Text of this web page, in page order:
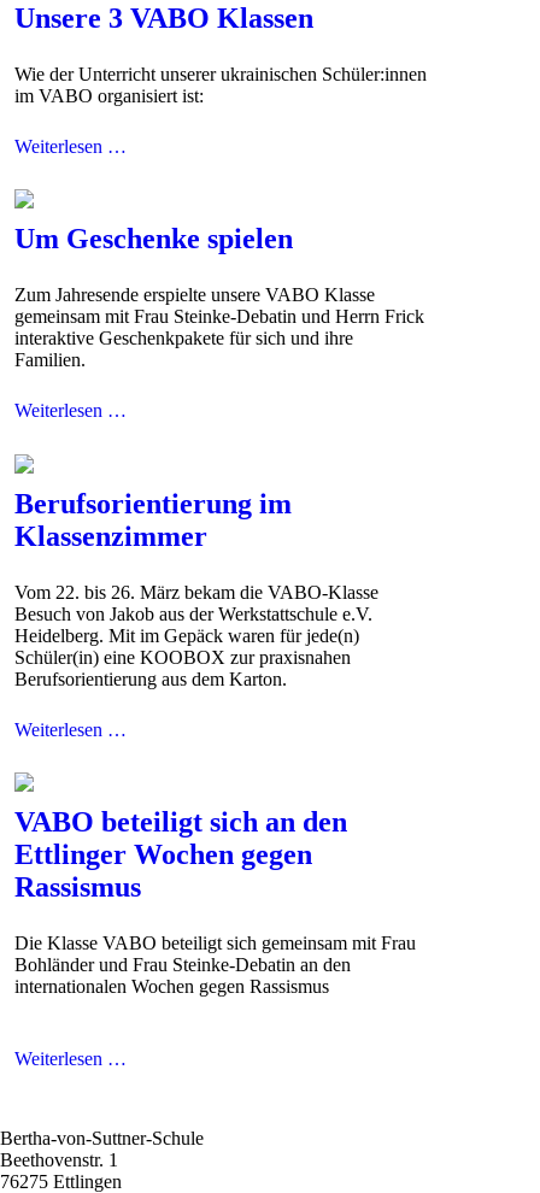
Unsere 3 VABO Klassen
Wie der Unterricht unserer ukrainischen Schüler:innen
im VABO organisiert ist:
Weiterlesen …
Um Geschenke spielen
Zum Jahresende erspielte unsere VABO Klasse
gemeinsam mit Frau Steinke-Debatin und Herrn Frick
interaktive Geschenkpakete für sich und ihre
Familien.
Weiterlesen …
Berufsorientierung im
Klassenzimmer
Vom 22. bis 26. März bekam die VABO-Klasse
Besuch von Jakob aus der Werkstattschule e.V.
Heidelberg. Mit im Gepäck waren für jede(n)
Schüler(in) eine KOOBOX zur praxisnahen
Berufsorientierung aus dem Karton.
Weiterlesen …
VABO beteiligt sich an den
Ettlinger Wochen gegen
Rassismus
Die Klasse VABO beteiligt sich gemeinsam mit Frau
Bohländer und Frau Steinke-Debatin an den
internationalen Wochen gegen Rassismus
Weiterlesen …
Bertha-von-Suttner-Schule
Beethovenstr. 1
76275 Ettlingen